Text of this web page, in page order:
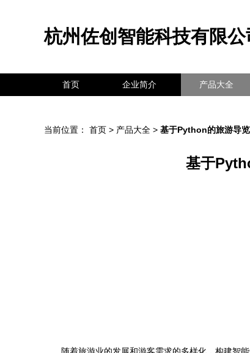
杭州佐创智能科技有限公
首页 企业简介 产品大全
当前位置： 首页 > 产品大全 > 基于Python的旅游导
基于